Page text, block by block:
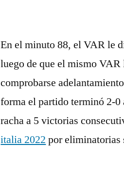
En el minuto 88, el VAR le
luego de que el mismo
comprobarse
forma el partido terminó 2-
racha a 5 victorias
italia 2022 por eliminatorias